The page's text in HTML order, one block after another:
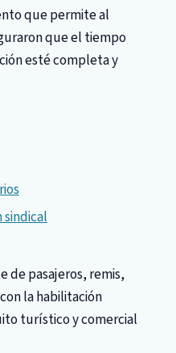
que permite al
que el tiempo
esté completa y
sindical
de pasajeros, remis,
la habilitación
turístico y comercial